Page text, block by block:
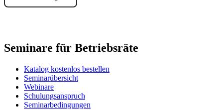
Seminare für Betriebsräte
Katalog kostenlos bestellen
Seminarübersicht
Webinare
Schulungsanspruch
Seminarbedingungen